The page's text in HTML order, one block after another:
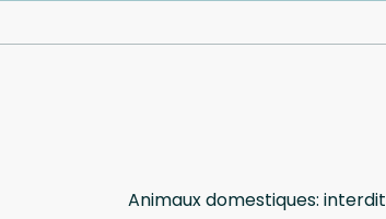
Animaux domestiques: interdit